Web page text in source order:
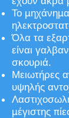
Το μηχάνημα
Όλα τα
είναι
σκουριά.
Μειωτήρες
υψηλής
μέγιστης